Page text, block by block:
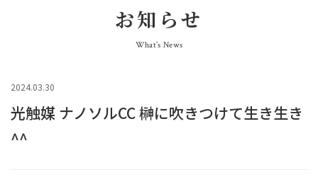
お知らせ
What’s News
2024.03.30
光触媒 ナノソルCC 榊に吹きつけて生き生き
^^